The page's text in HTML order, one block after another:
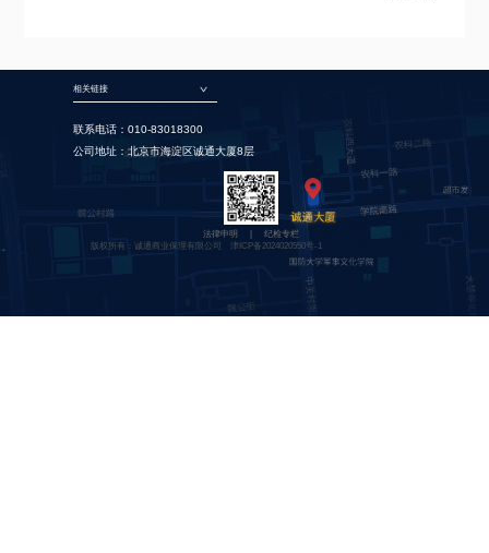
相关链接
联系电话：010-83018300
公司地址：北京市海淀区诚通大厦8层
法律申明
纪检专栏
版权所有：诚通商业保理有限公司
津ICP备2024020550号-1